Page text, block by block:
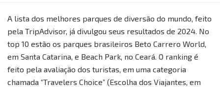
A lista dos melhores parques de diversão do mundo, feito
pela TripAdvisor, já divulgou seus resultados de 2024. No
top 10 estão os parques brasileiros Beto Carrero World,
em Santa Catarina, e Beach Park, no Ceará. O ranking é
feito pela avaliação dos turistas, em uma categoria
chamada “Travelers Choice” (Escolha dos Viajantes, em